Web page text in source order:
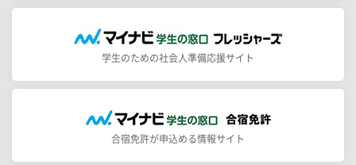
学生のための社会人準備応援サイト
合宿免許が申込める情報サイト